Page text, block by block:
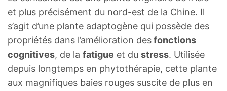
et plus précisément du nord-est de la Chine. Il
s’agit d’une plante adaptogène qui possède des
propriétés dans l’amélioration desfonctions
cognitives, de la fatigue et du stress. Utilisée
depuis longtemps en phytothérapie, cette plante
aux magnifiques baies rouges suscite de plus en